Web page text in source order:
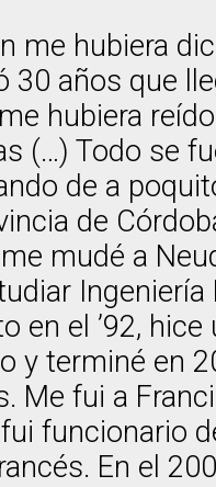
me hubiera
30 años que
hubiera
(…) Todo se
de a
de
mudé a
Ingeniería
en el ’92, hice
y terminé en
Me fui a
funcionario
En el